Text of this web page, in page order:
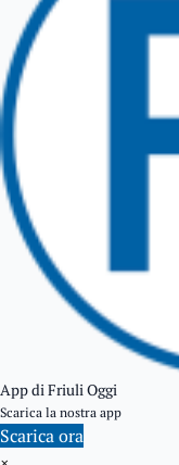
GEMONA DEL FRIULI
App di Friuli Oggi
Scarica la nostra app
Scarica ora